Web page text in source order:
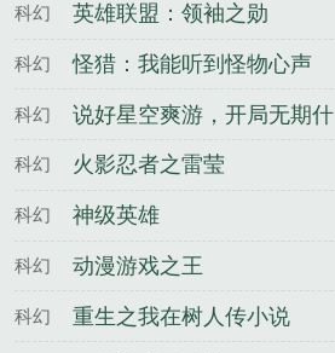
科幻 英雄联盟：领袖之勋
科幻 怪猎：我能听到怪物心声
科幻
说好星空爽游，开局无期什
么鬼
科幻 火影忍者之雷莹
科幻 神级英雄
科幻 动漫游戏之王
科幻 重生之我在树人传小说